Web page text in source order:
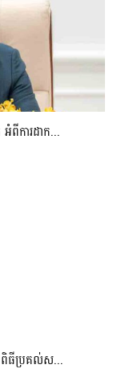
ការដាក...
ធីប្រគល់ស...